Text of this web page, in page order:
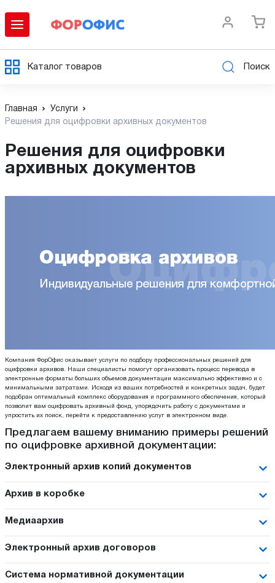
Каталог товаров Поиск
Главная
Услуги
Решения для оцифровки архивных документов
Решения для оцифровки
архивных документов
Компания ФорОфис оказывает услуги по подбору профессиональных решений для
оцифровки архивов. Наши специалисты помогут организовать процесс перевода в
электронные форматы больших объемов документации максимально эффективно и с
минимальными затратами. Исходя из ваших потребностей и конкретных задач, будет
подобран оптимальный комплекс оборудования и программного обеспечения, который
позволит вам оцифровать архивный фонд, упорядочить работу с документами и
упростить их поиск, перейти к предоставлению услуг в электронном виде.
Предлагаем вашему вниманию примеры решений
по оцифровке архивной документации:
Электронный архив копий документов
Архив в коробке
Медиаархив
Электронный архив договоров
Система нормативной документации